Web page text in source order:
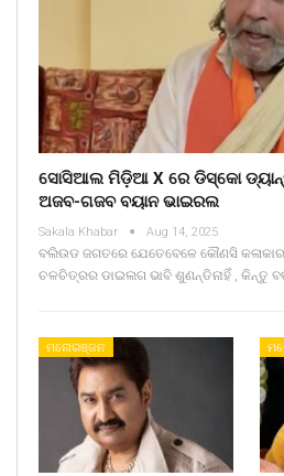
ସୋସିଆଲ ମିଡ଼ିଆ X ରେ ଡିସ୍କୋ
ଅଜବ-ଗଜବ ବୟାନ ଭାଇରଲ
Sakala Khabar Aug 14, 2025
ବଲିଉଡ ଜଗତରେ ଯେତେବେଳେ କୌଣସି
ଚଳଚିତ୍ରର ଡାଇଲଗ ଭାବି ଶୁଣନ୍ତିନାହିଁ , କିନ୍ତୁ
ମନୋରଞ୍ଜନ